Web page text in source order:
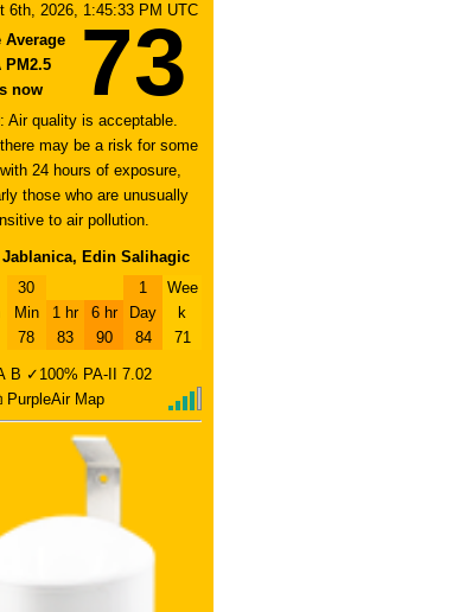
6th, 2026, 1:45:33 PM UTC
Average
PM2.5
now
73
Air quality is acceptable.
may be a risk for some
24 hours of exposure,
those who are unusually
to air pollution.
Edin Salihagic
30
Min
78
1 hr
83
6 hr
90
1
Day
84
Wee
k
71
B ✓100% PA-II
7.02
PurpleAir Map